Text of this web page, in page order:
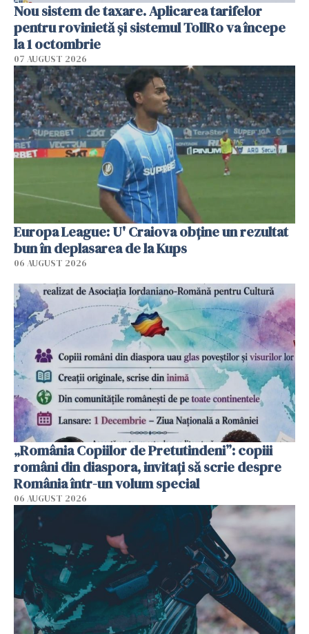
Nou sistem de taxare. Aplicarea tarifelor
pentru rovinietă şi sistemul TollRo va începe
la 1 octombrie
07 AUGUST 2026
Europa League: U' Craiova obține un rezultat
bun în deplasarea de la Kups
06 AUGUST 2026
„România Copiilor de Pretutindeni”: copiii
români din diaspora, invitați să scrie despre
România într-un volum special
06 AUGUST 2026